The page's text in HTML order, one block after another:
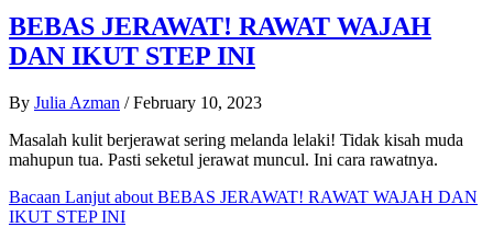
BEBAS JERAWAT! RAWAT WAJAH
DAN IKUT STEP INI
By Julia Azman / February 10, 2023
Masalah kulit berjerawat sering melanda lelaki! Tidak kisah muda
mahupun tua. Pasti seketul jerawat muncul. Ini cara rawatnya.
Bacaan Lanjut about BEBAS JERAWAT! RAWAT WAJAH DAN
IKUT STEP INI